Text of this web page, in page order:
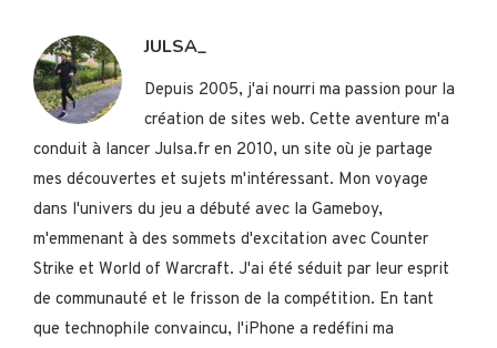
JULSA_
Depuis 2005, j'ai nourri ma passion pour la
création de sites web. Cette aventure m'a
conduit à lancer Julsa.fr en 2010, un site où je partage
mes découvertes et sujets m'intéressant. Mon voyage
dans l'univers du jeu a débuté avec la Gameboy,
m'emmenant à des sommets d'excitation avec Counter
Strike et World of Warcraft. J'ai été séduit par leur esprit
de communauté et le frisson de la compétition. En tant
que technophile convaincu, l'iPhone a redéfini ma